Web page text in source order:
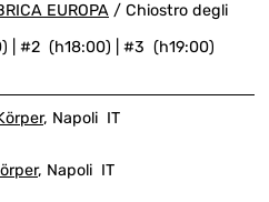
EUROPA / Chiostro degli
| #2 (h18:00) | #3 (h19:00)
, Napoli IT
, Napoli IT